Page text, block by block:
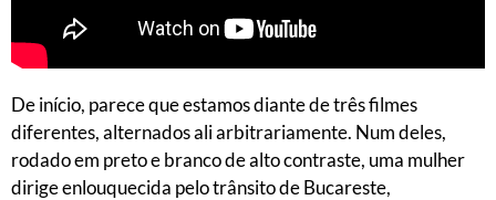
De início, parece que estamos diante de três filmes
diferentes, alternados ali arbitrariamente. Num deles,
rodado em preto e branco de alto contraste, uma mulher
dirige enlouquecida pelo trânsito de Bucareste,